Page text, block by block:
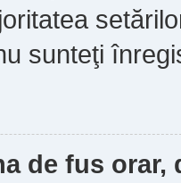
sunteţi
de fus orar,